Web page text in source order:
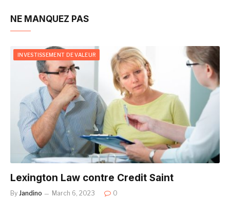
NE MANQUEZ PAS
INVESTISSEMENT DE VALEUR
Lexington Law contre Credit Saint
By Jandino March 6, 2023 0